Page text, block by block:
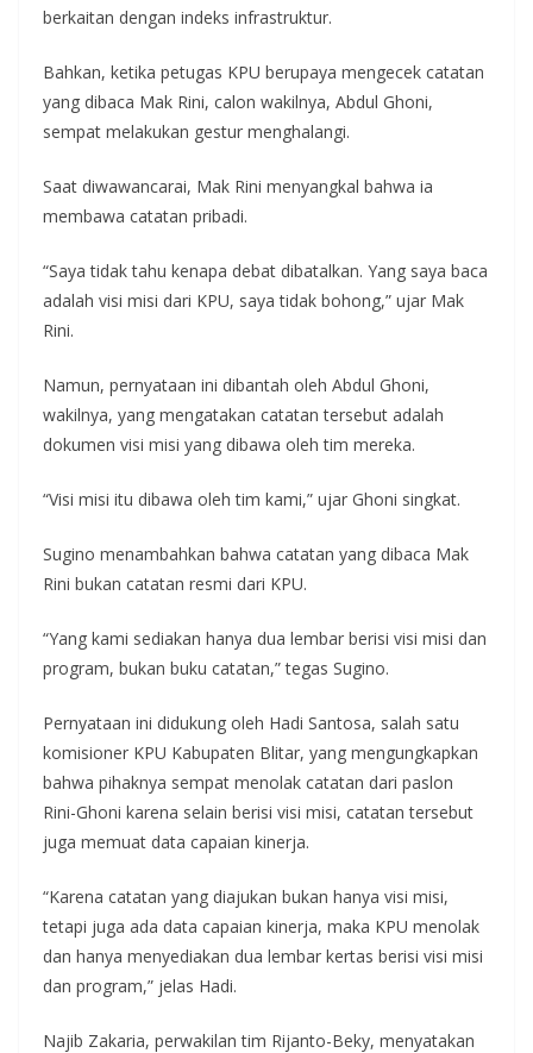
berkaitan dengan indeks infrastruktur.
Bahkan, ketika petugas KPU berupaya mengecek catatan
yang dibaca Mak Rini, calon wakilnya, Abdul Ghoni,
sempat melakukan gestur menghalangi.
Saat diwawancarai, Mak Rini menyangkal bahwa ia
membawa catatan pribadi.
“Saya tidak tahu kenapa debat dibatalkan. Yang saya baca
adalah visi misi dari KPU, saya tidak bohong,” ujar Mak
Rini.
Namun, pernyataan ini dibantah oleh Abdul Ghoni,
wakilnya, yang mengatakan catatan tersebut adalah
dokumen visi misi yang dibawa oleh tim mereka.
“Visi misi itu dibawa oleh tim kami,” ujar Ghoni singkat.
Sugino menambahkan bahwa catatan yang dibaca Mak
Rini bukan catatan resmi dari KPU.
“Yang kami sediakan hanya dua lembar berisi visi misi dan
program, bukan buku catatan,” tegas Sugino.
Pernyataan ini didukung oleh Hadi Santosa, salah satu
komisioner KPU Kabupaten Blitar, yang mengungkapkan
bahwa pihaknya sempat menolak catatan dari paslon
Rini-Ghoni karena selain berisi visi misi, catatan tersebut
juga memuat data capaian kinerja.
“Karena catatan yang diajukan bukan hanya visi misi,
tetapi juga ada data capaian kinerja, maka KPU menolak
dan hanya menyediakan dua lembar kertas berisi visi misi
dan program,” jelas Hadi.
Najib Zakaria, perwakilan tim Rijanto-Beky, menyatakan